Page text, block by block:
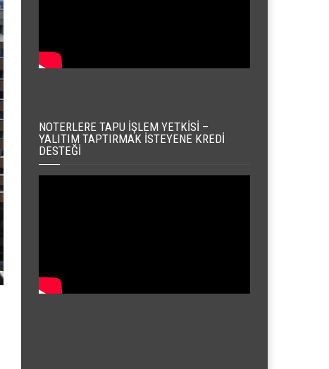
NOTERLERE TAPU İŞLEM YETKISI –
YALITIM TAPTIRMAK İSTEYENE KREDI
DESTEĞI